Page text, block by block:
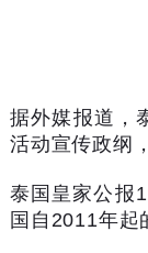
据外媒报道，
活动宣传政纲
泰国皇家公报
国自 2011年起